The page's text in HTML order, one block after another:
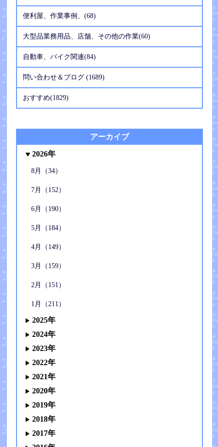
便利屋、作業事例、(68)
大型品業務用品、店舗、その他の作業(60)
自動車、バイク関連(84)
問い合わせ＆ブログ (1689)
おすすめ(1829)
アーカイブ
2026年
8月（34）
7月（152）
6月（190）
5月（184）
4月（149）
3月（159）
2月（151）
1月（211）
2025年
2024年
2023年
2022年
2021年
2020年
2019年
2018年
2017年